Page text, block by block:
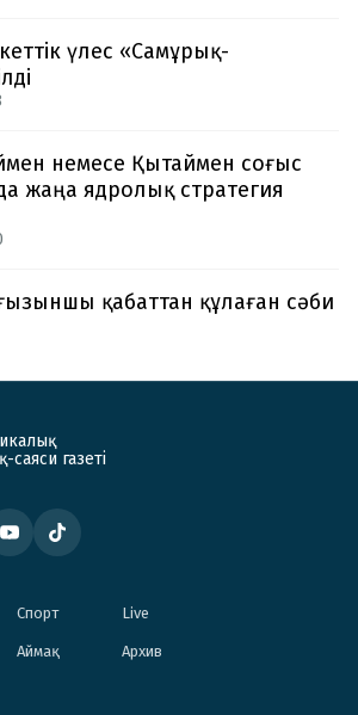
үлес «Самұрық-
немесе Қытаймен соғыс
жаңа ядролық стратегия
қабаттан құлаған сәби
саяси газеті
Спорт Live
Аймақ Архив